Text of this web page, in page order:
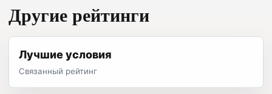
Другие рейтинги
Лучшие условия
Связанный рейтинг